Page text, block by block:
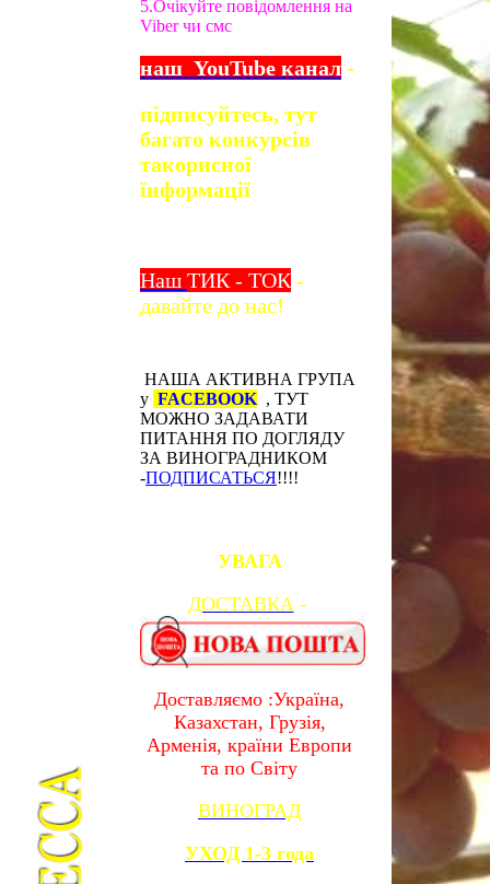
5.Очікуйте повідомлення на
Viber чи смс
наш YouTube канал -
підписуйтесь, тут
багато конкурсів
такорисної
їнформації
Наш ТИК - ТОК -
давайте до нас!
НАША АКТИВНА ГРУПА
у FACEBOOK, ТУТ
МОЖНО ЗАДАВАТИ
ПИТАННЯ ПО ДОГЛЯДУ
ЗА ВИНОГРАДНИКОМ
-ПОДПИСАТЬСЯ!!!!
УВАГА
ДОСТАВКА-
Доставляємо :Україна,
Казахстан, Грузія,
Арменія, країни Европи
та по Світу
ВИНОГРАД
УХОД 1-3 года